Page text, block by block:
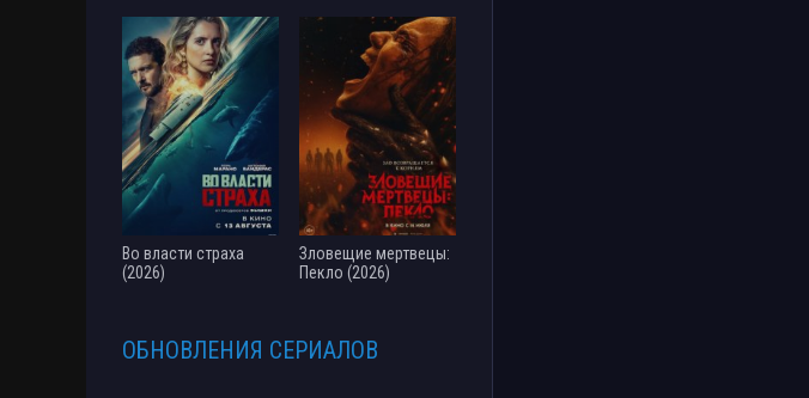
Во власти страха
(2026)
Зловещие мертвецы:
Пекло (2026)
ОБНОВЛЕНИЯ СЕРИАЛОВ